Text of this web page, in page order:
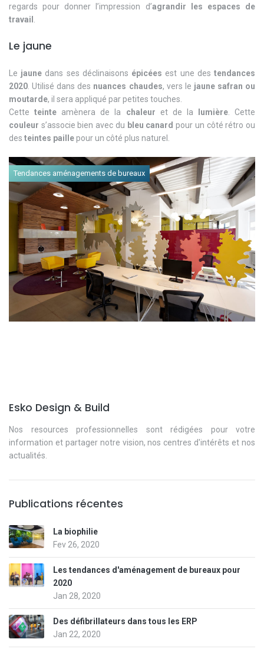
Esko Design & Build
Nos resources professionnelles sont rédigées pour votre
information et partager notre vision, nos centres d'intérêts et nos
actualités.
Publications récentes
La biophilie
Fev 26, 2020
Les tendances d'aménagement de bureaux pour
2020
Jan 28, 2020
Des défibrillateurs dans tous les ERP
Jan 22, 2020
regards pour donner l’impression d’agrandir les espaces de
travail
Le jaune
Le jaune dans ses déclinaisons épicées est une destendances
2020 . Utilisé dans des nuances chaudes, vers le jaune safran ou
moutarde, il sera appliqué par petites touches.
Cetteteinte amènera de la chaleur et de la lumière. Cette
couleur s’associe bien avec du bleu canard pour un côté rétro ou
des teintes paillepour un côté plus naturel.
Tendances aménagements de bureaux